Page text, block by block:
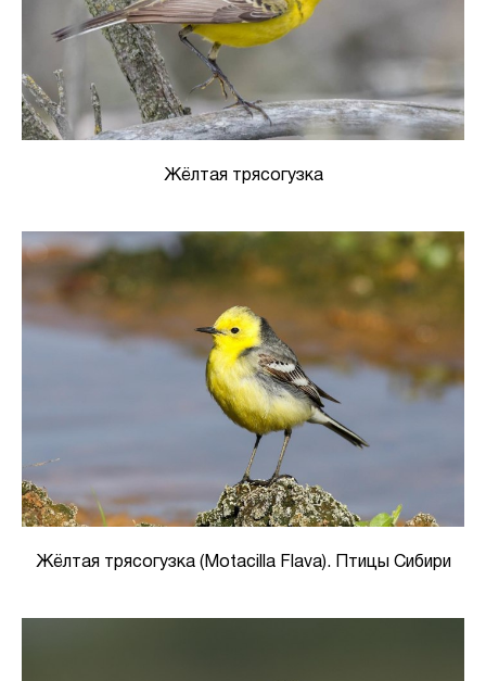
Жёлтая трясогузка
Жёлтая трясогузка (Motacilla Flava). Птицы Сибири